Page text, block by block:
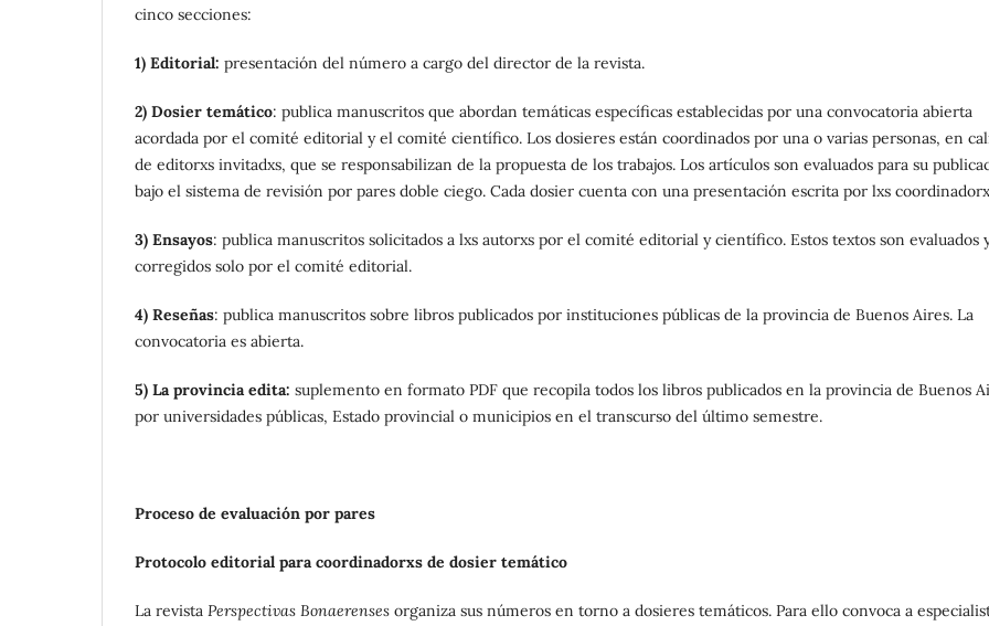
cinco secciones:
1) Editorial: presentación del número a cargo del director de la revista.
2) Dosier temático: publica manuscritos que abordan temáticas específicas establecidas por una convocatoria abierta
acordada por el comité editorial y el comité científico. Los dosieres están coordinados por una o varias personas, en
de editorxs invitadxs, que se responsabilizan de la propuesta de los trabajos. Los artículos son evaluados para su
bajo el sistema de revisión por pares doble ciego. Cada dosier cuenta con una presentación escrita por lxs
3) Ensayos: publica manuscritos solicitados a lxs autorxs por el comité editorial y científico. Estos textos son evaluados
corregidos solo por el comité editorial.
4) Reseñas: publica manuscritos sobre libros publicados por instituciones públicas de la provincia de Buenos Aires. La
convocatoria es abierta.
5) La provincia edita: suplemento en formato PDF que recopila todos los libros publicados en la provincia de Buenos
por universidades públicas, Estado provincial o municipios en el transcurso del último semestre.
Proceso de evaluación por pares
Protocolo editorial para coordinadorxs de dosier temático
La revista Perspectivas Bonaerenses organiza sus números en torno a dosieres temáticos. Para ello convoca a